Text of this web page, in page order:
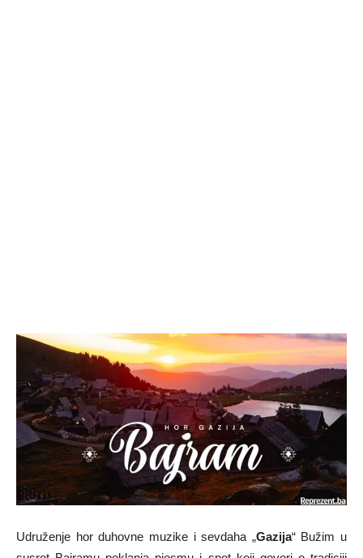
Udruženje hor duhovne muzike i sevdaha „Gazija“ Bužim u